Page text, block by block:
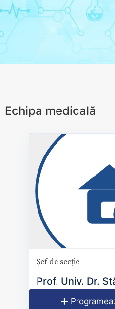
Echipa medicală
Șef de secție
Prof. Univ. Dr.